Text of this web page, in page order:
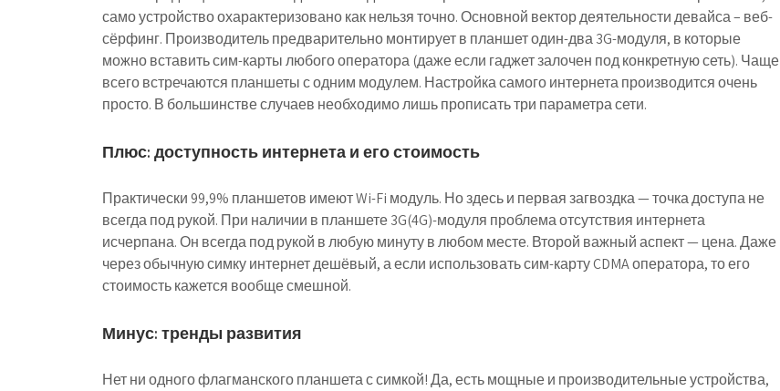
само устройство охарактеризовано как нельзя точно. Основной вектор деятельности девайса – веб-
сёрфинг. Производитель предварительно монтирует в планшет один-два 3G-модуля, в которые
можно вставить сим-карты любого оператора (даже если гаджет залочен под конкретную сеть). Чаще
всего встречаются планшеты с одним модулем. Настройка самого интернета производится очень
просто. В большинстве случаев необходимо лишь прописать три параметра сети.
Плюс: доступность интернета и его стоимость
Практически 99,9% планшетов имеют Wi-Fi модуль. Но здесь и первая загвоздка — точка доступа не
всегда под рукой. При наличии в планшете 3G(4G)-модуля проблема отсутствия интернета
исчерпана. Он всегда под рукой в любую минуту в любом месте. Второй важный аспект — цена. Даже
через обычную симку интернет дешёвый, а если использовать сим-карту CDMA оператора, то его
стоимость кажется вообще смешной.
Минус: тренды развития
Нет ни одного флагманского планшета с симкой! Да, есть мощные и производительные устройства,